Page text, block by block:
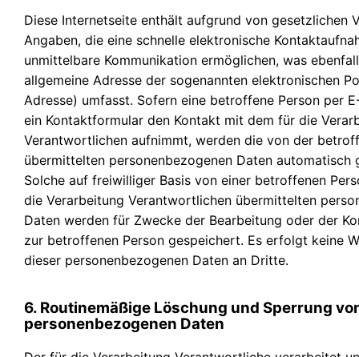
Diese Internetseite enthält aufgrund von gesetzlichen
Angaben, die eine schnelle elektronische
unmittelbare Kommunikation ermöglichen, was
allgemeine Adresse der sogenannten elektronischen
Adresse) umfasst. Sofern eine betroffene Person per
ein Kontaktformular den Kontakt mit dem für die
Verantwortlichen aufnimmt, werden die von der
übermittelten personenbezogenen Daten automatisch
Solche auf freiwilliger Basis von einer betroffenen
die Verarbeitung Verantwortlichen übermittelten
Daten werden für Zwecke der Bearbeitung oder der
zur betroffenen Person gespeichert. Es erfolgt keine
dieser personenbezogenen Daten an Dritte.
6. Routinemäßige Löschung und Sperrung
personenbezogenen Daten